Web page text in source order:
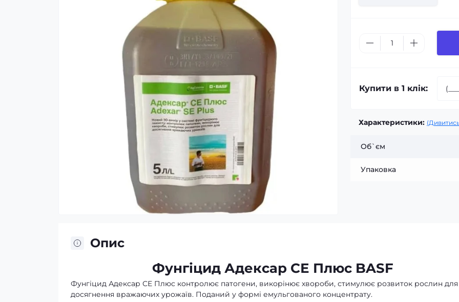
Купити в 1 клік:
Характеристики:
Об`єм
Упаковка
Опис
Фунгіцид Адексар СЕ Плюс BASF
Фунгіцид Адексар СЕ Плюс контролює патогени, викорінює хвороби, стимулює розвиток рослин для
досягнення вражаючих урожаїв. Поданий у формі емульгованого концентрату.